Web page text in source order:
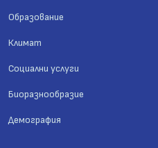
Образование
Климат
Социални услуги
Биоразнообразие
Демография